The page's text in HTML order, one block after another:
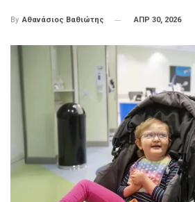
By Αθανάσιος Βαθιώτης ΑΠΡ 30, 2026